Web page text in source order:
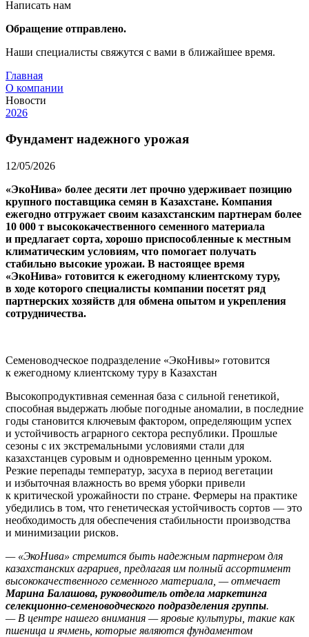
Написать нам
Обращение отправлено.
Наши специалисты свяжутся с вами в ближайшее время.
Главная
О компании
Новости
2026
Фундамент надежного урожая
12/05/2026
«ЭкоНива» более десяти лет прочно удерживает позицию
крупного поставщика семян в Казахстане. Компания
ежегодно отгружает своим казахстанским партнерам более
10 000 т высококачественного семенного материала
и предлагает сорта, хорошо приспособленные к местным
климатическим условиям, что помогает получать
стабильно высокие урожаи. В настоящее время
«ЭкоНива» готовится к ежегодному клиентскому туру,
в ходе которого специалисты компании посетят ряд
партнерских хозяйств для обмена опытом и укрепления
сотрудничества.
Семеноводческое подразделение «ЭкоНивы» готовится
к ежегодному клиентскому туру в Казахстан
Высокопродуктивная семенная база с сильной генетикой,
способная выдержать любые погодные аномалии, в последние
годы становится ключевым фактором, определяющим успех
и устойчивость аграрного сектора республики. Прошлые
сезоны с их экстремальными условиями стали для
казахстанцев суровым и одновременно ценным уроком.
Резкие перепады температур, засуха в период вегетации
и избыточная влажность во время уборки привели
к критической урожайности по стране. Фермеры на практике
убедились в том, что генетическая устойчивость сортов — это
необходимость для обеспечения стабильности производства
и минимизации рисков.
— «ЭкоНива» стремится быть надежным партнером для
казахстанских аграриев, предлагая им полный ассортимент
высококачественного семенного материала, — отмечает
Марина Балашова, руководитель отдела маркетинга
селекционно-семеноводческого подразделения группы.
— В центре нашего внимания — яровые культуры, такие как
пшеница и ячмень, которые являются фундаментом